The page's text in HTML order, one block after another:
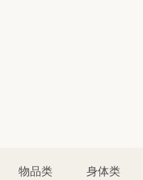
物品类 身体类